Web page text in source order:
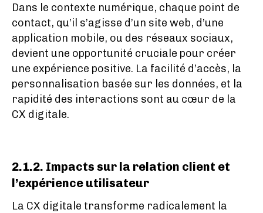
Dans le contexte numérique, chaque point de
contact, qu’il s’agisse d’un site web, d’une
application mobile, ou des réseaux sociaux,
devient une opportunité cruciale pour créer
une expérience positive. La facilité d’accès, la
personnalisation basée sur les données, et la
rapidité des interactions sont au cœur de la
CX digitale.
2.1.2. Impacts sur la relation client et
l’expérience utilisateur
La CX digitale transforme radicalement la